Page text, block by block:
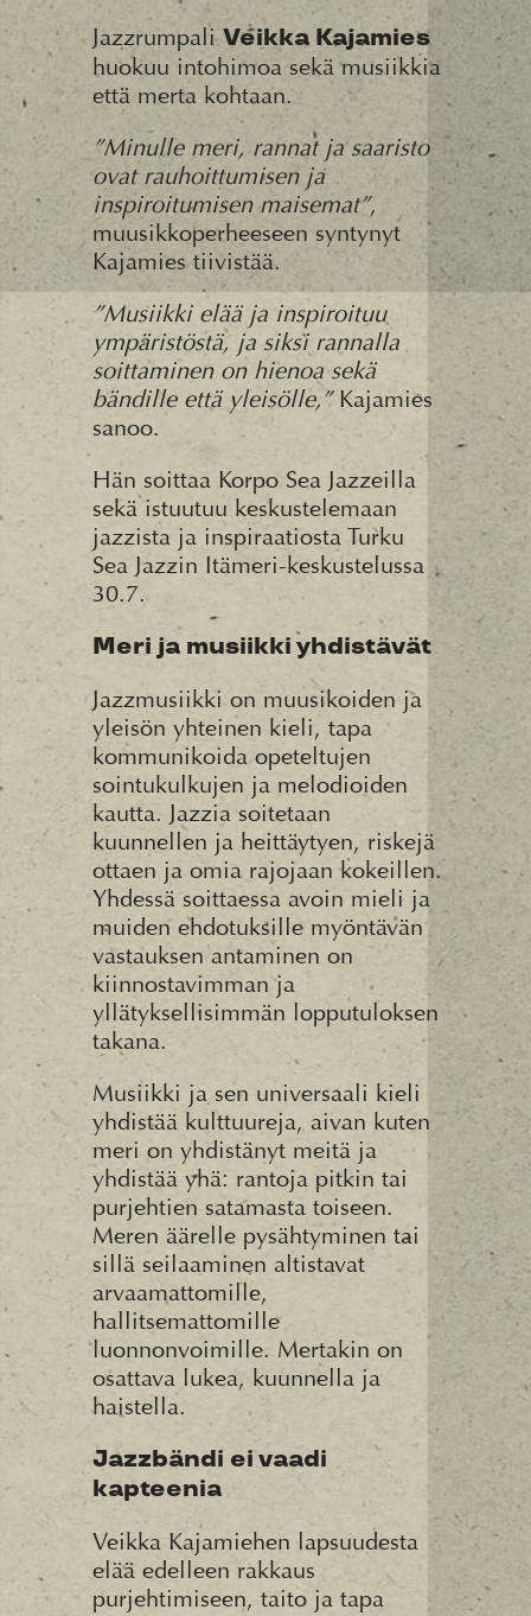
Jazzrumpali Veikka Kajamies
huokuu intohimoa sekä musiikkia
että merta kohtaan.
”Minulle meri, rannat ja saaristo
ovat rauhoittumisen ja
inspiroitumisen maisemat”,
muusikkoperheeseen syntynyt
Kajamies tiivistää.
”Musiikki elää ja inspiroituu
ympäristöstä, ja siksi rannalla
soittaminen on hienoa sekä
bändille että yleisölle,”Kajamies
sanoo.
Hän soittaa Korpo Sea Jazzeilla
sekä istuutuu keskustelemaan
jazzista ja inspiraatiosta Turku
Sea Jazzin Itämeri-keskustelussa
30.7.
Meri ja musiikki yhdistävät
Jazzmusiikki on muusikoiden ja
yleisön yhteinen kieli, tapa
kommunikoida opeteltujen
sointukulkujen ja melodioiden
kautta. Jazzia soitetaan
kuunnellen ja heittäytyen, riskejä
ottaen ja omia rajojaan kokeillen.
Yhdessä soittaessa avoin mieli ja
muiden ehdotuksille myöntävän
vastauksen antaminen on
kiinnostavimman ja
yllätyksellisimmän lopputuloksen
takana.
Musiikki ja sen universaali kieli
yhdistää kulttuureja, aivan kuten
meri on yhdistänyt meitä ja
yhdistää yhä: rantoja pitkin tai
purjehtien satamasta toiseen.
Meren äärelle pysähtyminen tai
sillä seilaaminen altistavat
arvaamattomille,
hallitsemattomille
luonnonvoimille. Mertakin on
osattava lukea, kuunnella ja
haistella.
Jazzbändi ei vaadi
kapteenia
Veikka Kajamiehen lapsuudesta
elää edelleen rakkaus
purjehtimiseen, taito ja tapa